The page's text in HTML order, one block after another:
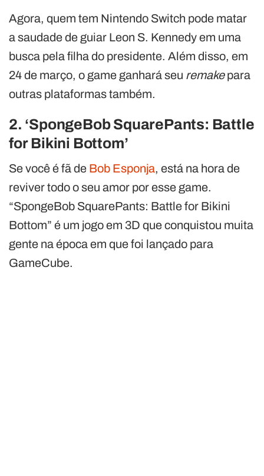
Agora, quem tem Nintendo Switch pode matar
a saudade de guiar Leon S. Kennedy em uma
busca pela filha do presidente. Além disso, em
24 de março, o game ganhará seu remakepara
outras plataformas também.
2. ‘SpongeBob SquarePants: Battle
for Bikini Bottom’
Se você é fã de Bob Esponja, está na hora de
reviver todo o seu amor por esse game.
“SpongeBob SquarePants: Battle for Bikini
Bottom” é um jogo em 3D que conquistou muita
gente na época em que foi lançado para
GameCube.